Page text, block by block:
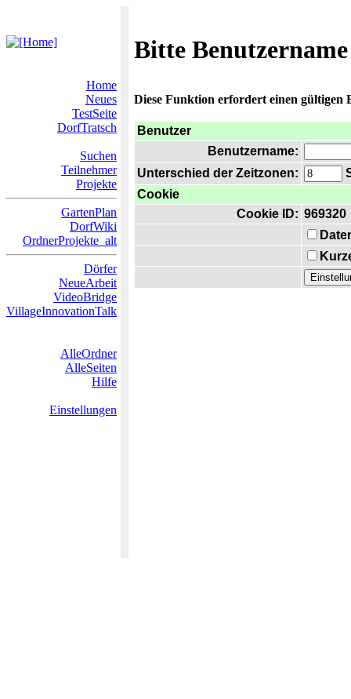
Bitte
Home
Neues
TestSeite
DorfTratsch
Suchen
Teilnehmer
Projekte
GartenPlan
DorfWiki
OrdnerProjekte_alt
Dörfer
NeueArbeit
VideoBridge
VillageInnovationTalk
AlleOrdner
AlleSeiten
Hilfe
Einstellungen
Diese Funktion erfordert einen gültigen
Benutzer
Benutzername:
Unterschied der Zeitzonen:
Cookie
Cookie ID: 969320